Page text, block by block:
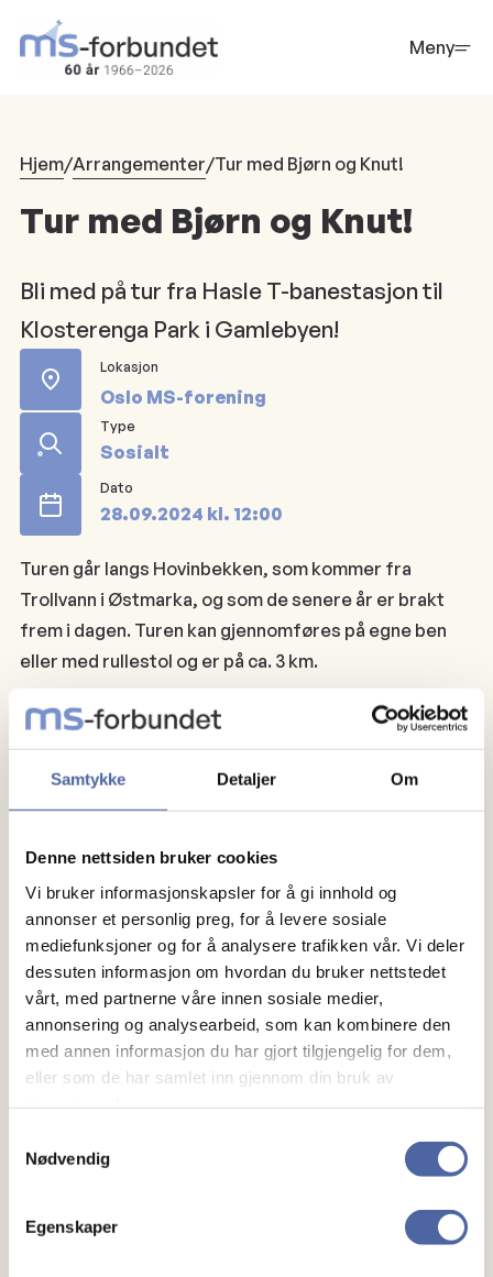
Samtykke Detaljer Om
Denne nettsiden bruker cookies
Vi bruker informasjonskapsler for å gi innhold og
annonser et personlig preg, for å levere sosiale
mediefunksjoner og for å analysere trafikken vår. Vi deler
dessuten informasjon om hvordan du bruker nettstedet
vårt, med partnerne våre innen sosiale medier,
annonsering og analysearbeid, som kan kombinere den
med annen informasjon du har gjort tilgjengelig for dem,
eller som de har samlet inn gjennom din bruk av
Nødvendig
Egenskaper
hovedinnhold
Meny
Hjem/Arrangementer/Tur med Bjørn og Knut!
Tur med Bjørn og Knut!
Bli med på tur fra Hasle T-banestasjon til
Klosterenga Park i Gamlebyen!
Lokasjon
Oslo MS-forening
Type
Sosialt
Dato
28.09.2024 kl. 12:00
Turen går langs Hovinbekken, som kommer fra
Trollvann i Østmarka, og som de senere år er brakt
frem i dagen. Turen kan gjennomføres på egne ben
eller med rullestol og er på ca. 3 km.
Planen er å avslutte turen med kaffe og litt å bite i på
kafe i Gamlebyen/Schweigaardsgate.
Oppmøte utenom Hasle T-banestasjon kl 12:00!
Påmelding tilknut.maroni@gmail.com
september.
Dersom været blir dårlig utsetter vi turen til lørdag 5.
oktober.
Om MS